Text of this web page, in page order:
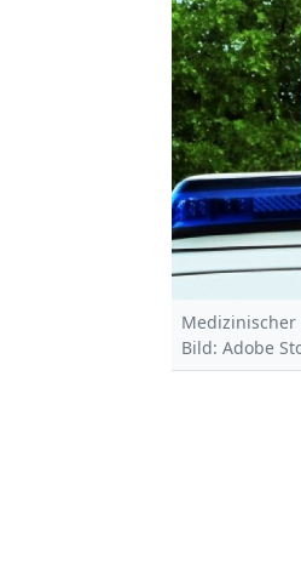
Bild: Adobe